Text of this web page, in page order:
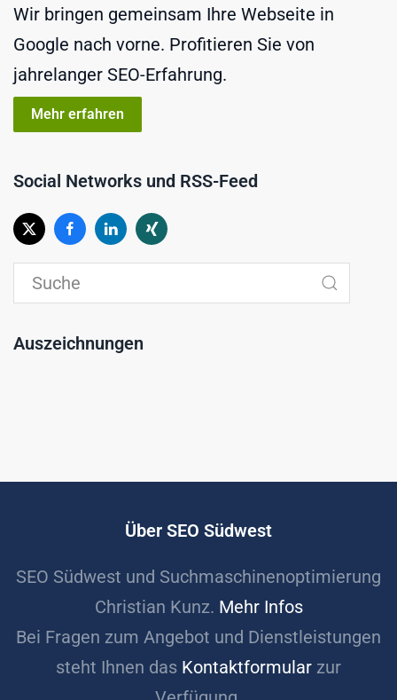
Wir bringen gemeinsam Ihre Webseite in
Google nach vorne. Profitieren Sie von
jahrelanger SEO-Erfahrung.
Mehr erfahren
Social Networks und RSS-Feed
Auszeichnungen
Über SEO Südwest
SEO Südwest und Suchmaschinenoptimierung
Christian Kunz. Mehr Infos
Bei Fragen zum Angebot und Dienstleistungen
steht Ihnen das Kontaktformular zur